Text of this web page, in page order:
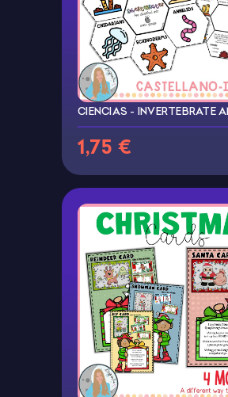
CIENCIAS - INVERTEBRATE
1,75 €